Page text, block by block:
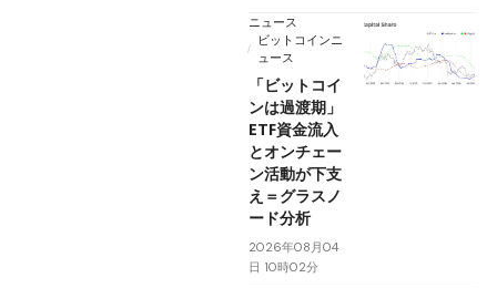
ニュース
ビットコインニ
ュース
「ビットコイ
ンは過渡期」
ETF資金流入
とオンチェー
ン活動が下支
え＝グラスノ
ード分析
2026年08月04
日 10時02分